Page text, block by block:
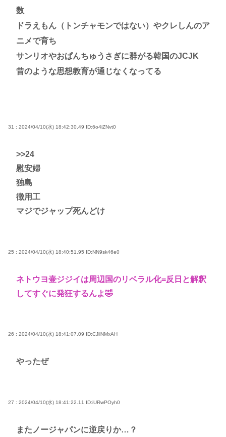
数
ドラえもん（トンチャモンではない）やクレしんのア
ニメで育ち
サンリオやおぱんちゅうさぎに群がる韓国のJCJK
昔のような思想教育が通じなくなってる
31 : 2024/04/10(水) 18:42:30.49 ID:6o4iZNvt0
>>24
慰安婦
独島
徴用工
マジでジャップ死んどけ
25 : 2024/04/10(水) 18:40:51.95 ID:NN9sk46e0
ネトウヨ壷ジジイは周辺国のリベラル化=反日と解釈
してすぐに発狂するんよ🤣
26 : 2024/04/10(水) 18:41:07.09 ID:CJilNMxAH
やったぜ
27 : 2024/04/10(水) 18:41:22.11 ID:iURwPOyh0
またノージャパンに逆戻りか…？